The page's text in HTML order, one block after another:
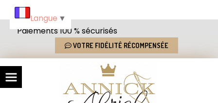
Paiements 100 % sécurisés
VOTRE FIDÉLITÉ RÉCOMPENSÉE
Langue ▼